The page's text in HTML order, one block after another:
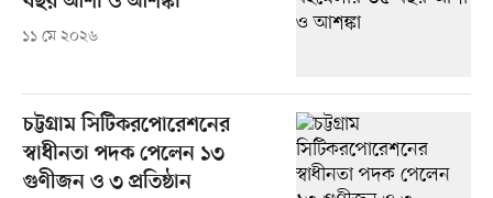
১১ মে ২০২৬
চট্টগ্রাম সিটিকরপোরেশনের
স্বাধীনতা পদক পেলেন ১৩
গুণীজন ও ৩ প্রতিষ্ঠান